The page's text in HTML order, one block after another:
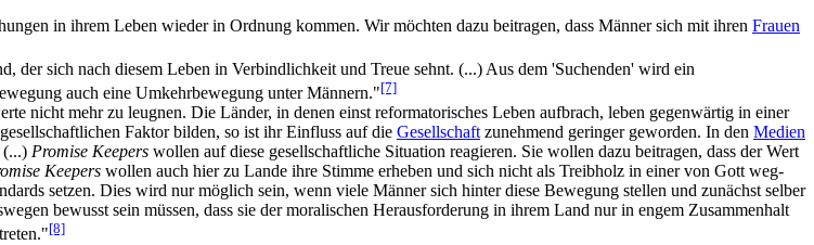
in ihrem Leben wieder in Ordnung kommen. Wir möchten dazu beitragen, dass Männer sich mit ihren Frauen
der sich nach diesem Leben in Verbindlichkeit und Treue sehnt. (...) Aus dem 'Suchenden' wird ein
auch eine Umkehrbewegung unter Männern."[7]
nicht mehr zu leugnen. Die Länder, in denen einst reformatorisches Leben aufbrach, leben gegenwärtig in einer
Faktor bilden, so ist ihr Einfluss auf die Gesellschaftzunehmend geringer geworden. In den Medien
(...) Promise Keepers wollen auf diese gesellschaftliche Situation reagieren. Sie wollen dazu beitragen, dass der Wert
Keepers wollen auch hier zu Lande ihre Stimme erheben und sich nicht als Treibholz in einer von Gott weg­
setzen. Dies wird nur möglich sein, wenn viele Männer sich hinter diese Bewegung stellen und zunächst selber
bewusst sein müssen, dass sie der moralischen Heraus­forderung in ihrem Land nur in engem Zusammenhalt
[8]